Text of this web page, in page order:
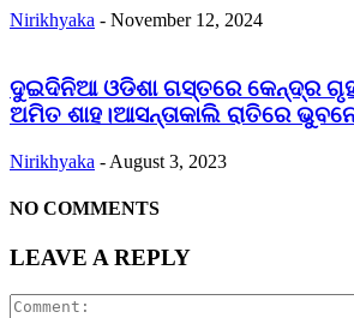
Nirikhyaka - November 12, 2024
ଦୁଇଦିନିଆ ଓଡିଶା ଗସ୍ତରେ କେନ୍ଦ୍ର ଗୃହ
ଅମିତ ଶାହ।ଆସନ୍ତାକାଲି ରାତିରେ
Nirikhyaka - August 3, 2023
NO COMMENTS
LEAVE A REPLY